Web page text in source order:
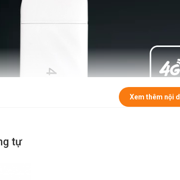
Xem thêm nội
tự